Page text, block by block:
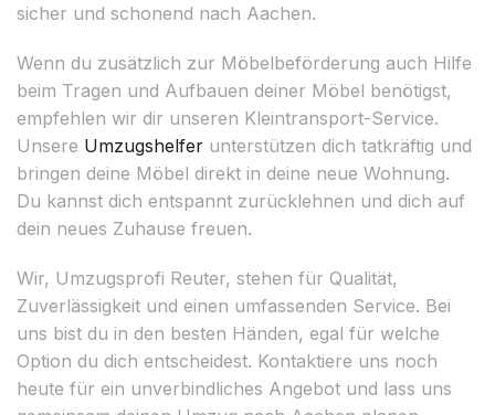
sicher und schonend nach Aachen.
Wenn du zusätzlich zur Möbelbeförderung auch Hilfe
beim Tragen und Aufbauen deiner Möbel benötigst,
empfehlen wir dir unseren Kleintransport-Service.
Unsere Umzugshelfer unterstützen dich tatkräftig und
bringen deine Möbel direkt in deine neue Wohnung.
Du kannst dich entspannt zurücklehnen und dich auf
dein neues Zuhause freuen.
Wir, Umzugsprofi Reuter, stehen für Qualität,
Zuverlässigkeit und einen umfassenden Service. Bei
uns bist du in den besten Händen, egal für welche
Option du dich entscheidest. Kontaktiere uns noch
heute für ein unverbindliches Angebot und lass uns